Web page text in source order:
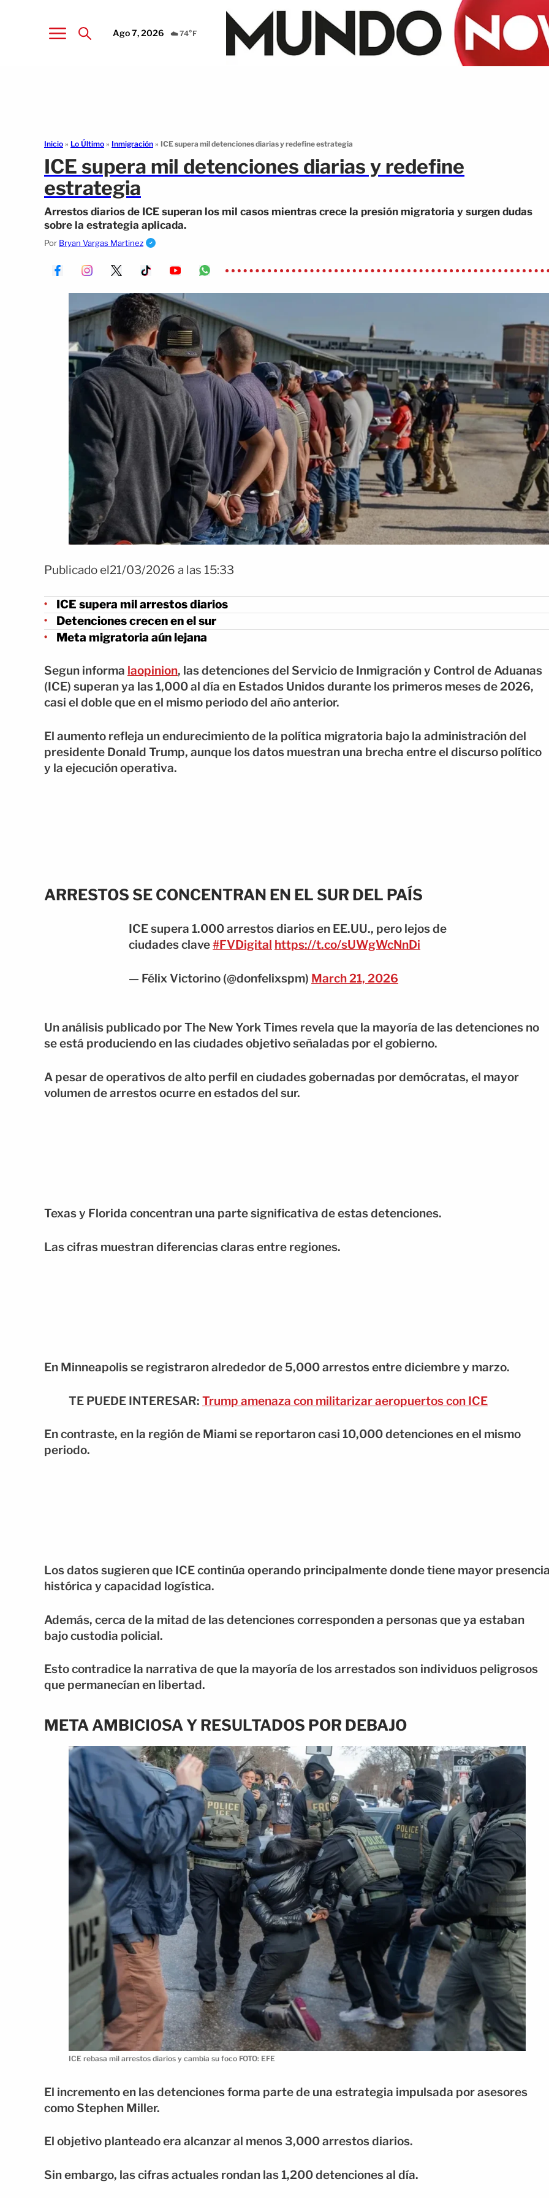
Ago 7, 2026 ☁️ 74°F
Inicio » Lo Último » Inmigración » ICE supera mil detenciones diarias y redefine estrategia
ICE supera mil detenciones diarias y redefine
estrategia
Arrestos diarios de ICE superan los mil casos mientras crece la presión migratoria y surgen dudas
sobre la estrategia aplicada.
Por Bryan Vargas Martinez
Publicado el21/03/2026 a las 15:33
ICE supera mil arrestos diarios
Detenciones crecen en el sur
Meta migratoria aún lejana
Segun informa laopinion, las detenciones del Servicio de Inmigración y Control de Aduanas
(ICE) superan ya las 1,000 al día en Estados Unidos durante los primeros meses de 2026,
casi el doble que en el mismo periodo del año anterior.
El aumento refleja un endurecimiento de la política migratoria bajo la administración del
presidente Donald Trump, aunque los datos muestran una brecha entre el discurso político
y la ejecución operativa.
ARRESTOS SE CONCENTRAN EN EL SUR DEL PAÍS
ICE supera 1.000 arrestos diarios en EE.UU., pero lejos de
ciudades clave#FVDigital https://t.co/sUWgWcNnDi
— Félix Victorino (@donfelixspm) March 21, 2026
Un análisis publicado por The New York Times revela que la mayoría de las detenciones no
se está produciendo en las ciudades objetivo señaladas por el gobierno.
A pesar de operativos de alto perfil en ciudades gobernadas por demócratas, el mayor
volumen de arrestos ocurre en estados del sur.
Texas y Florida concentran una parte significativa de estas detenciones.
Las cifras muestran diferencias claras entre regiones.
En Minneapolis se registraron alrededor de 5,000 arrestos entre diciembre y marzo.
TE PUEDE INTERESAR: Trump amenaza con militarizar aeropuertos con ICE
En contraste, en la región de Miami se reportaron casi 10,000 detenciones en el mismo
periodo.
Los datos sugieren que ICE continúa operando principalmente donde tiene mayor
histórica y capacidad logística.
Además, cerca de la mitad de las detenciones corresponden a personas que ya estaban
bajo custodia policial.
Esto contradice la narrativa de que la mayoría de los arrestados son individuos peligrosos
que permanecían en libertad.
META AMBICIOSA Y RESULTADOS POR DEBAJO
ICE rebasa mil arrestos diarios y cambia su foco FOTO: EFE
El incremento en las detenciones forma parte de una estrategia impulsada por asesores
como Stephen Miller.
El objetivo planteado era alcanzar al menos 3,000 arrestos diarios.
Sin embargo, las cifras actuales rondan las 1,200 detenciones al día.